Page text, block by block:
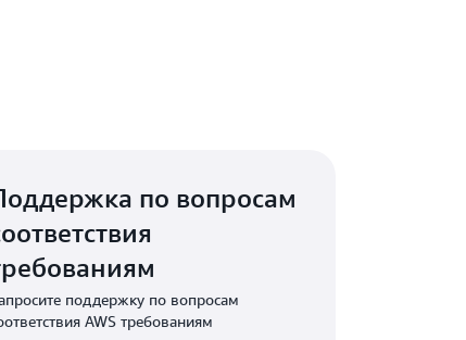
по вопросам
поддержку по вопросам
AWS требованиям